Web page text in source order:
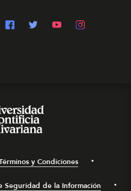
y Condiciones
Seguridad de la Información